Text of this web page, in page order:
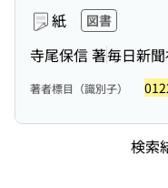
紙 図書
寺尾保信 著毎日新
著者標目（識別子）
検索